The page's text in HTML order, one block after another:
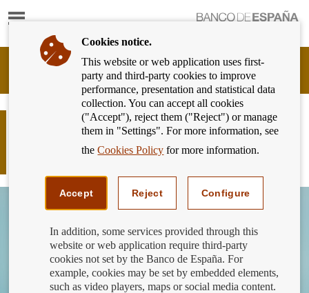
Show
Banking
Customer
Banco
España
Eurosystem,
¡Ya conocemos a los semifinalistas
del Concurso de Conocimientos
Financieros 2024!
Cookies notice.
This website or web application uses first-
party and third-party cookies to improve
performance, presentation and statistical data
collection. You can accept all cookies
("Accept"), reject them ("Reject") or manage
them in "Settings". For more information, see
theCookies Policy for more information.
Accept Reject Configure
In addition, some services provided through this
website or web application require third-party
cookies not set by the Banco de España. For
example, cookies may be set by embedded elements,
such as video players, maps or social media content.